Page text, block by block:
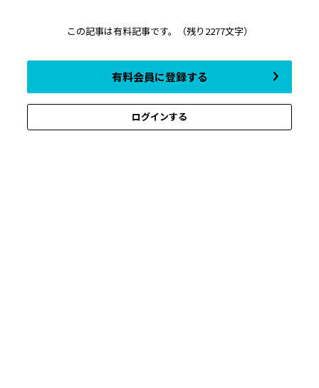
この記事は有料記事です。 （残り2277文字）
有料会員に登録する
ログインする